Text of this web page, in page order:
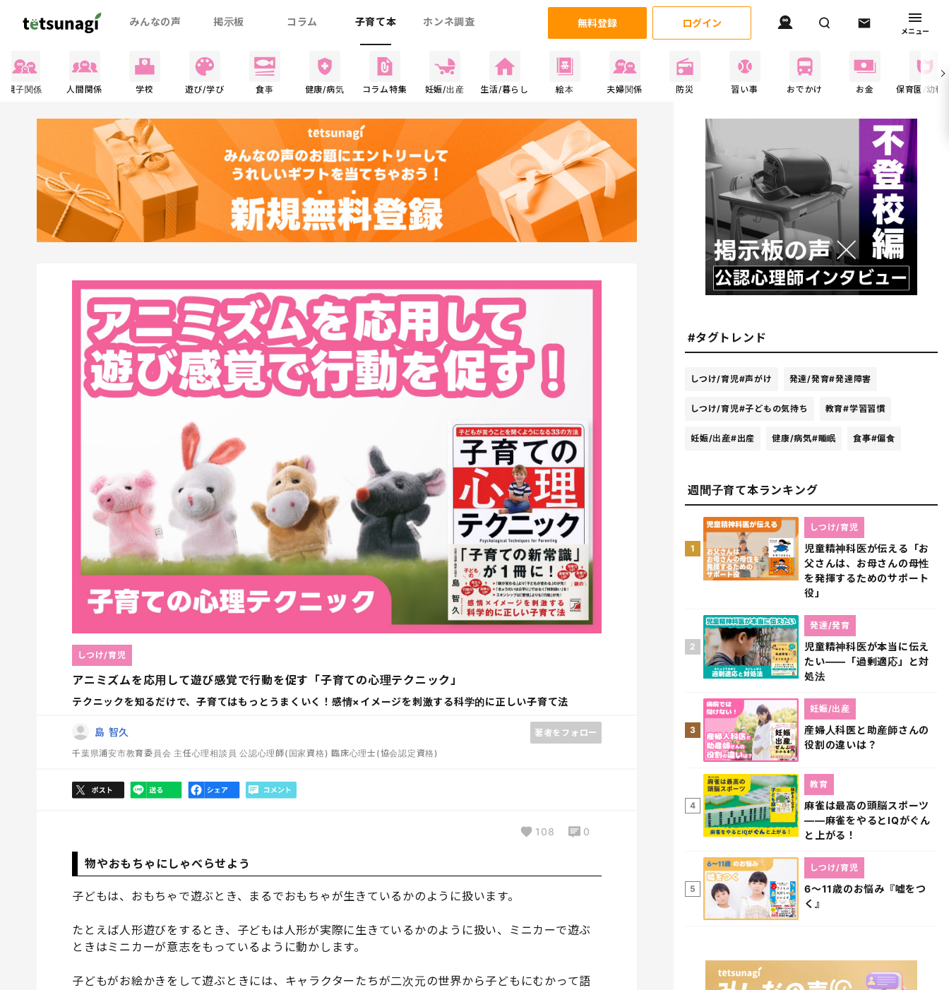
みんなの声 掲示板 コラム 子育て本 ホンネ調査 無料登録 ログイン
メニュー
親子関係 人間関係 学校 遊び/学び 食事 健康/病気 コラム特集 妊娠/出産 生活/暮らし 絵本 夫婦関係 防災 習い事 おでかけ お金 保育園/幼稚
アニミズムを応用して遊び感覚で行動を促す「子育ての心理テクニック」
テクニックを知るだけで、子育てはもっとうまくいく！感情×イメージを刺激する科学的に正しい子育て法
しつけ/育児
島 智久
著者をフォロー
千葉県浦安市教育委員会 主任心理相談員 公認心理師(国家資格) 臨床心理士(協会認定資格)
108 0
物やおもちゃにしゃべらせよう
子どもは、おもちゃで遊ぶとき、まるでおもちゃが生きているかのように扱います。
たとえば人形遊びをするとき、子どもは人形が実際に生きているかのように扱い、ミニカーで遊ぶ
ときはミニカーが意志をもっているように動かします。
子どもがお絵かきをして遊ぶときには、キャラクターたちが二次元の世界から子どもにむかって語
#タグトレンド
しつけ/育児#声がけ 発達/発育#発達障害
しつけ/育児#子どもの気持ち 教育#学習習慣
妊娠/出産#出産 健康/病気#睡眠 食事#偏食
週間子育て本ランキング
1
児童精神科医が伝える「お
父さんは、お母さんの母性
を発揮するためのサポート
役」
しつけ/育児
2
児童精神科医が本当に伝え
たい――「過剰適応」と対
処法
発達/発育
3
産婦人科医と助産師さんの
役割の違いは？
妊娠/出産
4
麻雀は最高の頭脳スポーツ
――麻雀をやるとIQがぐん
と上がる！
教育
5
6～11歳のお悩み『嘘をつ
く』
しつけ/育児